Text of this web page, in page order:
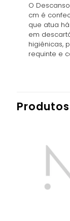
O
cm é
que atua
em
higiênicas,
requinte e